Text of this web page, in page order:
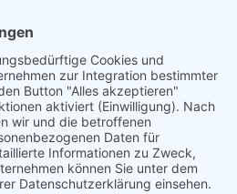
Den Opfern ihre Namen
in Freiburg, Freiburg 2006;